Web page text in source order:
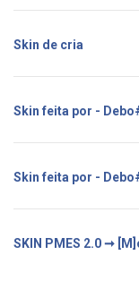
Skin de cria
Skin feita por -
Skin feita por -
SKIN PMES 2.0 ➞